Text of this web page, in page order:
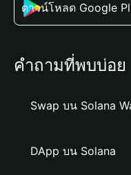
ดาวน์โหลด Google
คำถามที่พบบ่อย
Swap บน Solana
DApp บน Solana